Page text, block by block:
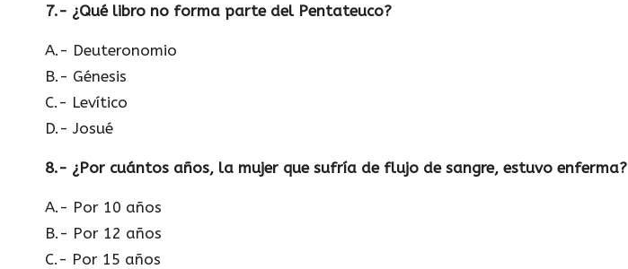
7.- ¿Qué libro no forma parte del Pentateuco?
A.- Deuteronomio
B.- Génesis
C.- Levítico
D.- Josué
8.- ¿Por cuántos años, la mujer que sufría de flujo de sangre, estuvo enferma?
A.- Por 10 años
B.- Por 12 años
C.- Por 15 años